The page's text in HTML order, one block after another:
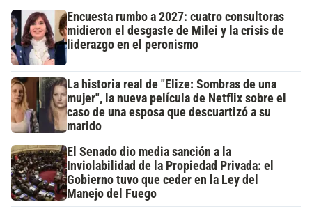
Encuesta rumbo a 2027: cuatro consultoras
midieron el desgaste de Milei y la crisis de
liderazgo en el peronismo
La historia real de "Elize: Sombras de una
mujer", la nueva película de Netflix sobre el
caso de una esposa que descuartizó a su
marido
El Senado dio media sanción a la
Inviolabilidad de la Propiedad Privada: el
Gobierno tuvo que ceder en la Ley del
Manejo del Fuego